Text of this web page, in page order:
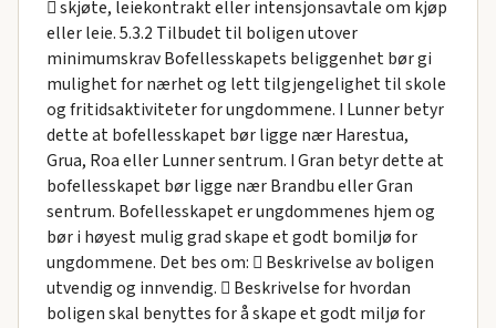
 skjøte, leiekontrakt eller intensjonsavtale om kjøp
eller leie. 5.3.2 Tilbudet til boligen utover
minimumskrav Bofellesskapets beliggenhet bør gi
mulighet for nærhet og lett tilgjengelighet til skole
og fritidsaktiviteter for ungdommene. I Lunner betyr
dette at bofellesskapet bør ligge nær Harestua,
Grua, Roa eller Lunner sentrum. I Gran betyr dette at
bofellesskapet bør ligge nær Brandbu eller Gran
sentrum. Bofellesskapet er ungdommenes hjem og
bør i høyest mulig grad skape et godt bomiljø for
ungdommene. Det bes om:  Beskrivelse av boligen
utvendig og innvendig.  Beskrivelse for hvordan
boligen skal benyttes for å skape et godt miljø for